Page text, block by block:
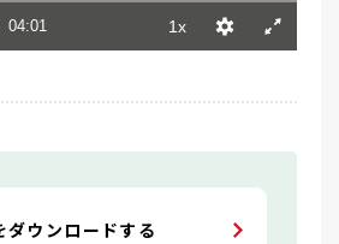
ダウンロードする